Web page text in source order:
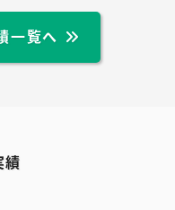
一覧へ
績